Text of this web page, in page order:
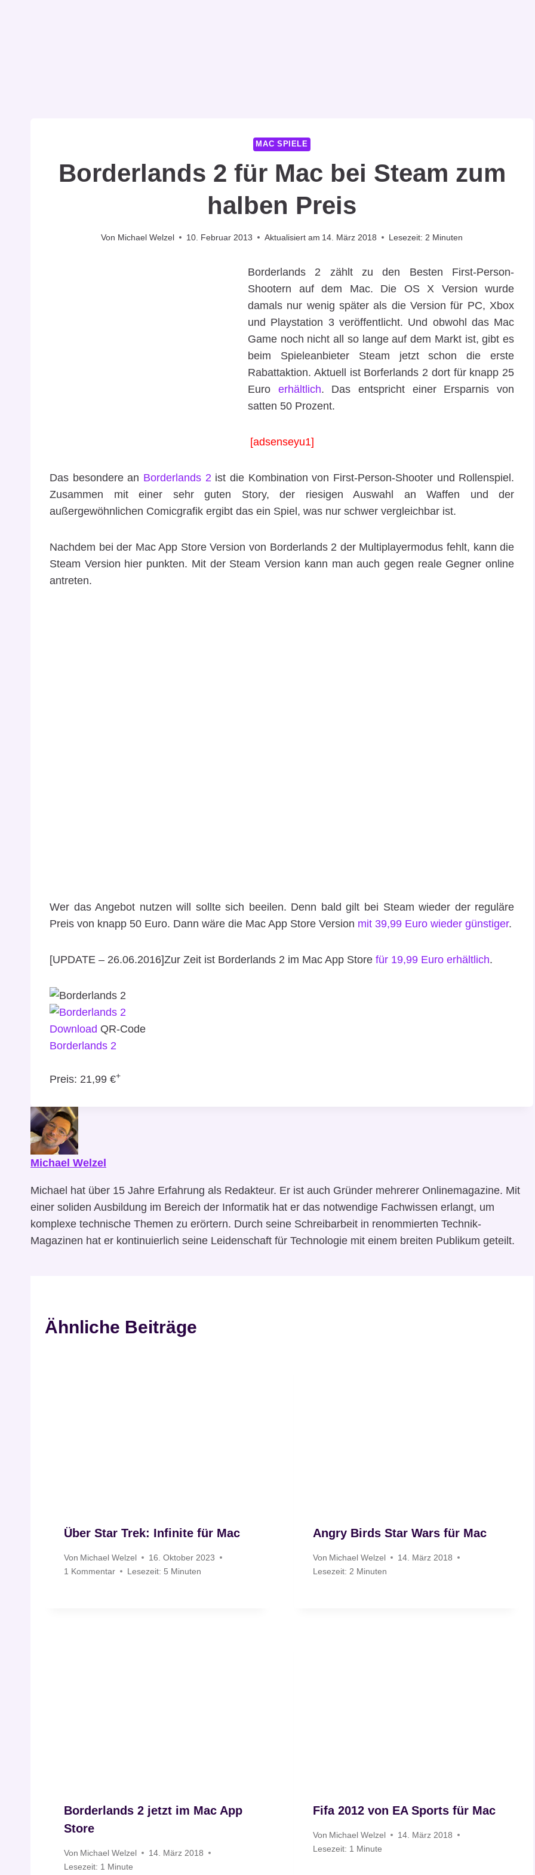
MAC SPIELE
Borderlands 2 für Mac bei Steam zum
halben Preis
Von Michael Welzel 10. Februar 2013 Aktualisiert am 14. März 2018 Lesezeit: 2 Minuten
Borderlands 2 zählt zu den Besten First-Person-
Shootern auf dem Mac. Die OS X Version wurde
damals nur wenig später als die Version für PC, Xbox
und Playstation 3 veröffentlicht. Und obwohl das Mac
Game noch nicht all so lange auf dem Markt ist, gibt es
beim Spieleanbieter Steam jetzt schon die erste
Rabattaktion. Aktuell ist Borferlands 2 dort für knapp 25
Euro erhältlich. Das entspricht einer Ersparnis von
satten 50 Prozent.
[adsenseyu1]
Das besondere an Borderlands 2 ist die Kombination von First-Person-Shooter und Rollenspiel.
Zusammen mit einer sehr guten Story, der riesigen Auswahl an Waffen und der
außergewöhnlichen Comicgrafik ergibt das ein Spiel, was nur schwer vergleichbar ist.
Nachdem bei der Mac App Store Version von Borderlands 2 der Multiplayermodus fehlt, kann die
Steam Version hier punkten. Mit der Steam Version kann man auch gegen reale Gegner online
antreten.
Wer das Angebot nutzen will sollte sich beeilen. Denn bald gilt bei Steam wieder der reguläre
Preis von knapp 50 Euro. Dann wäre die Mac App Store Version mit 39,99 Euro wieder günstiger.
[UPDATE – 26.06.2016]Zur Zeit ist Borderlands 2 im Mac App Store für 19,99 Euro erhältlich.
Download QR-Code
Borderlands 2
Preis: 21,99 €+
Michael Welzel
Michael hat über 15 Jahre Erfahrung als Redakteur. Er ist auch Gründer mehrerer Onlinemagazine. Mit
einer soliden Ausbildung im Bereich der Informatik hat er das notwendige Fachwissen erlangt, um
komplexe technische Themen zu erörtern. Durch seine Schreibarbeit in renommierten Technik-
Magazinen hat er kontinuierlich seine Leidenschaft für Technologie mit einem breiten Publikum geteilt.
Ähnliche Beiträge
Über Star Trek: Infinite für Mac
Von Michael Welzel
16. Oktober 2023
1 Kommentar
Lesezeit: 5 Minuten
Angry Birds Star Wars für Mac
Von Michael Welzel
14. März 2018
Lesezeit: 2 Minuten
Borderlands 2 jetzt im Mac App
Store
Von Michael Welzel
14. März 2018
Lesezeit: 1 Minute
Fifa 2012 von EA Sports für Mac
Von Michael Welzel
14. März 2018
Lesezeit: 1 Minute